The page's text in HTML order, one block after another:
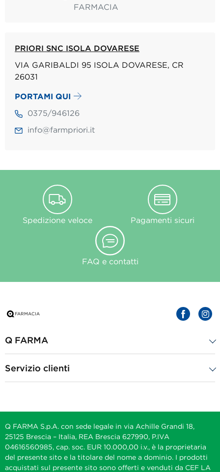
PRIORI SNC ISOLA DOVARESE
VIA GARIBALDI 95 ISOLA DOVARESE, CR
26031
PORTAMI QUI
0375/946126
info@farmpriori.it
Spedizione veloce Pagamenti sicuri
FAQ e contatti
Q FARMA
Servizio clienti
Q FARMA S.p.A. con sede legale in via Achille Grandi 18,
25125 Brescia – Italia, REA Brescia 627990, P.IVA
04616560985, cap. soc. EUR 10.000,00 i.v., è la proprietaria
del presente sito e la titolare del nome a dominio. I prodotti
acquistati sul presente sito sono offerti e venduti da CEF LA